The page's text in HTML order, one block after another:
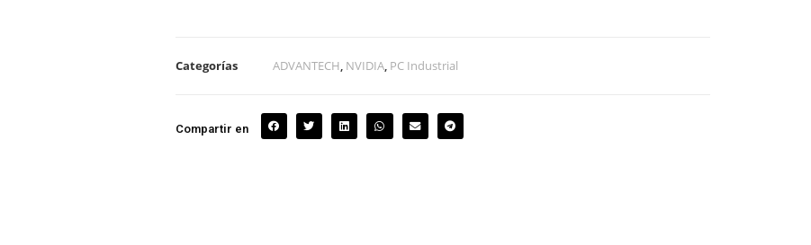
Categorías ADVANTECH, NVIDIA, PC Industrial
Compartir en